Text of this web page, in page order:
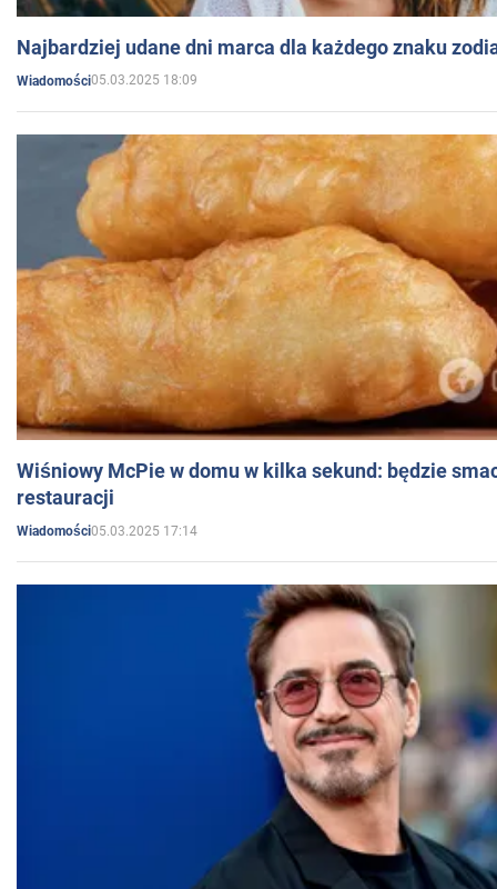
Najbardziej udane dni marca dla każdego znaku
Wiadomości05.03.2025 18:09
Wiśniowy McPie w domu w kilka sekund: będzie
restauracji
Wiadomości05.03.2025 17:14